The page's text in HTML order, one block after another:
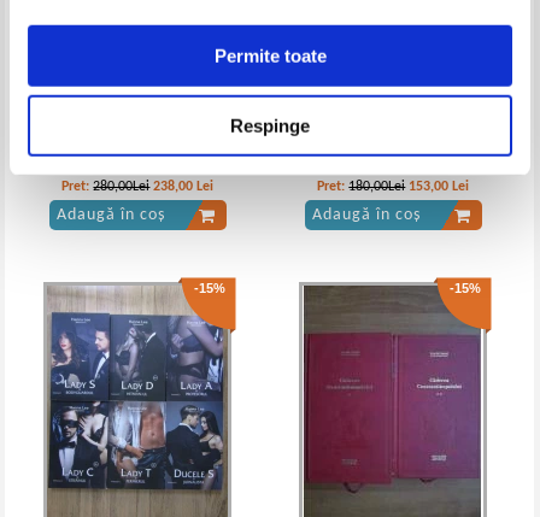
Permite toate
Respinge
Bragelonne (6 volume)
Adaugă în coș
Bragelonne (volumul 2)
Adaugă în coș
-40%
Alexandre Dumas - Vicontele de
Bragelone (volumul 1)
IN STOC
Pret:
10,00Lei 6,00Lei
Adaugă în coș
-60%
10,00Lei4,00Lei
luminilor, 3 volume (Civilizatii
istorisite vol 20, 21, 22)
Pret:280,00Lei 238,00 Lei
Adaugă în coș
volume)
Pret:180,00Lei 153,00 Lei
Adaugă în coș
-15% -15%